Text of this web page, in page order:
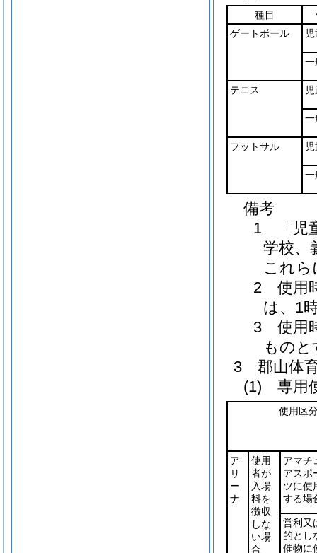
種目
ゲートボール
一
テニス
一
フットサル
一
備考
1 「児
学校、
これら
2 使用
は、1
3 使用
もの
3 郡山体
(1) 専用
使用区
ア
リ
ー
ナ
使用
者が
入場
料を
徴収
しな
い場
合
アマチ
アスポ
ツに使
する場
営利又
的とし
催物に